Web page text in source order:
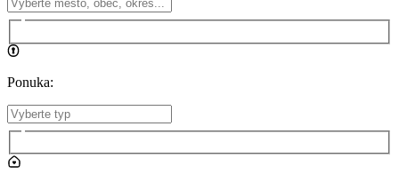
Ponuka: